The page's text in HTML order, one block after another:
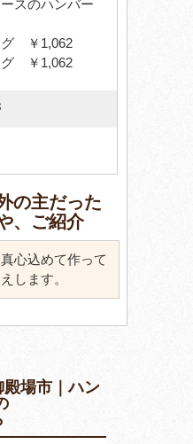
スのハンバー
グ ￥1,062
グ ￥1,062
の主だった
、ご紹介
心込めて作って
します。
場市｜ハン